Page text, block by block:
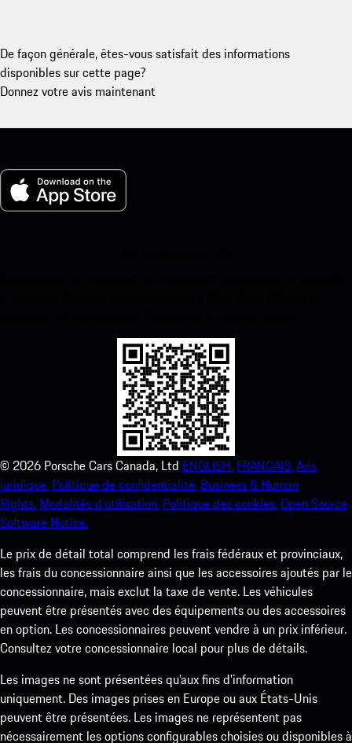
De façon générale, êtes-vous satisfait des informations
disponibles sur cette page?
Donnez votre avis maintenant
© 2026 Porsche Cars Canada, Ltd ENGLISH. FRANCAIS.Avis
juridique. Politique de confidentialité. Business & Human
Rights. Modalités d’utilisation. Politique des cookies.Open Source
Software Notice.
Le prix de détail total comprend les frais fédéraux et provinciaux,
les frais du concessionnaire ainsi que les accessoires ajoutés par le
concessionnaire, mais exclut la taxe de vente. Les véhicules
peuvent être présentés avec des équipements ou des accessoires
en option. Les concessionnaires peuvent vendre à un prix inférieur.
Consultez votre concessionnaire local pour plus de détails.
Les images ne sont présentées qu’aux fins d’information
uniquement. Des images prises en Europe ou aux États-Unis
peuvent être présentées. Les images ne représentent pas
nécessairement les options configurables choisies ou disponibles à